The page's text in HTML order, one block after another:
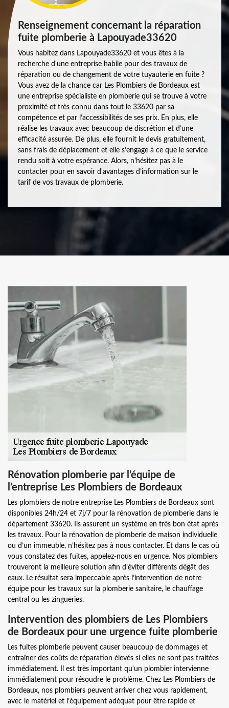
Renseignement concernant la réparation
fuite plomberie à Lapouyade33620
Vous habitez dans Lapouyade33620 et vous êtes à la
recherche d'une entreprise habile pour des travaux de
réparation ou de changement de votre tuyauterie en fuite ?
Vous avez de la chance car Les Plombiers de Bordeaux est
une entreprise spécialiste en plomberie qui se trouve à votre
proximité et très connu dans tout le 33620 par sa
compétence et par l’accessibilités de ses prix. En plus, elle
réalise les travaux avec beaucoup de discrétion et d’une
efficacité assurée. De plus, elle fournit le devis gratuitement,
sans frais de déplacement et elle s’engage à ce que le service
rendu soit à votre espérance. Alors, n'hésitez pas à le
contacter pour en savoir d'avantages d’information sur le
tarif de vos travaux de plomberie.
Rénovation plomberie par l’équipe de
l’entreprise Les Plombiers de Bordeaux
Les plombiers de notre entreprise Les Plombiers de Bordeaux sont
disponibles 24h/24 et 7j/7 pour la rénovation de plomberie dans le
département 33620. Ils assurent un système en très bon état après
les travaux. Pour la rénovation de plomberie de maison individuelle
ou d’un immeuble, n’hésitez pas à nous contacter. Et dans le cas où
vous constatez des fuites, appelez-nous en urgence. Nos plombiers
trouveront la meilleure solution afin d’éviter différents dégât des
eaux. Le résultat sera impeccable après l’intervention de notre
équipe pour les travaux sur la plomberie sanitaire, le chauffage
central ou les zingueries.
Intervention des plombiers de Les Plombiers
de Bordeaux pour une urgence fuite plomberie
Les fuites plomberie peuvent causer beaucoup de dommages et
entraîner des coûts de réparation élevés si elles ne sont pas traitées
immédiatement. Il est très important qu'un plombier intervienne
immédiatement pour résoudre le problème. Chez Les Plombiers de
Bordeaux, nos plombiers peuvent arriver chez vous rapidement,
avec le matériel et l’équipement adéquat pour être rapide et